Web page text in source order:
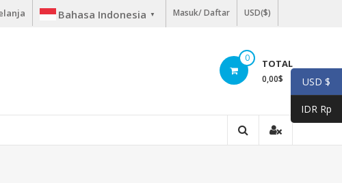
Bahasa Indonesia ▼ Masuk/ Daftar USD($)
0 TOTAL
0,00$ USD $
IDR Rp